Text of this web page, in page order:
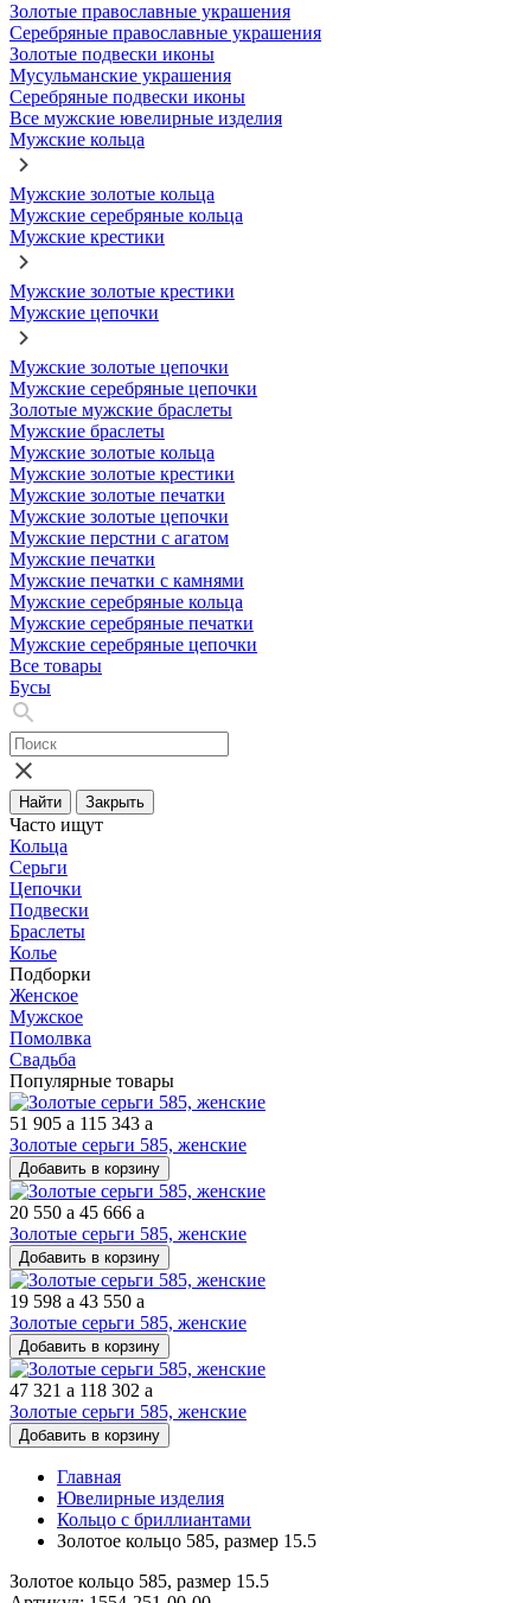
Золотые православные украшения
Серебряные православные украшения
Золотые подвески иконы
Мусульманские украшения
Серебряные подвески иконы
Все мужские ювелирные изделия
Мужские кольца
Мужские золотые кольца
Мужские серебряные кольца
Мужские крестики
Мужские золотые крестики
Мужские цепочки
Мужские золотые цепочки
Мужские серебряные цепочки
Золотые мужские браслеты
Мужские браслеты
Мужские золотые кольца
Мужские золотые крестики
Мужские золотые печатки
Мужские золотые цепочки
Мужские перстни с агатом
Мужские печатки
Мужские печатки с камнями
Мужские серебряные кольца
Мужские серебряные печатки
Мужские серебряные цепочки
Все товары
Бусы
Найти Закрыть
Часто ищут
Кольца
Серьги
Цепочки
Подвески
Браслеты
Колье
Подборки
Женское
Мужское
Помолвка
Свадьба
Популярные товары
51 905 a 115 343 a
Золотые серьги 585, женские
Добавить в корзину
20 550 a 45 666 a
Золотые серьги 585, женские
Добавить в корзину
19 598 a 43 550 a
Золотые серьги 585, женские
Добавить в корзину
47 321 a 118 302 a
Золотые серьги 585, женские
Добавить в корзину
Главная
Ювелирные изделия
Кольцо с бриллиантами
Золотое кольцо 585, размер 15.5
Золотое кольцо 585, размер 15.5